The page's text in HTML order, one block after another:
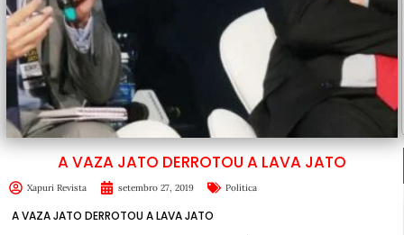
A VAZA JATO DERROTOU A LAVA JATO
Xapuri Revista setembro 27, 2019 Política
A VAZA JATO DERROTOU A LAVA JATO